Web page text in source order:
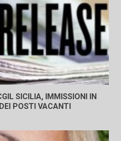
SICILIA, IMMISSIONI IN
POSTI VACANTI